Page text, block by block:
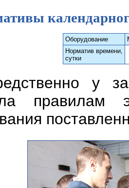
Оборудование
Норматив времени,
сутки
у
правилам